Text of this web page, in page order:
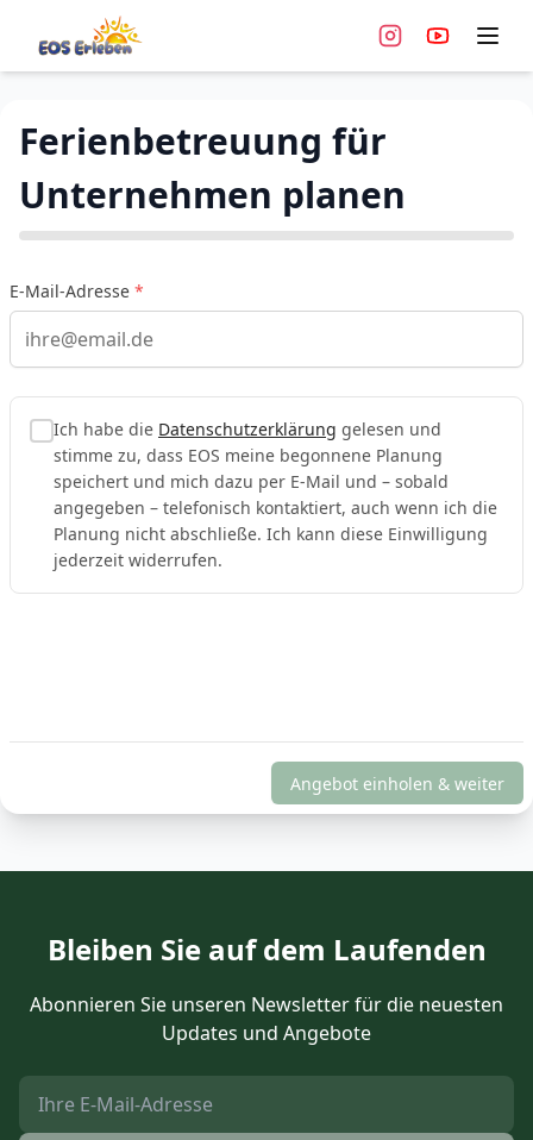
Zum Hauptinhalt springen
Ferienbetreuung für Unternehmen
Ferienbetreuung für
Unternehmen planen
E-Mail-Adresse *
Ich habe die Datenschutzerklärung gelesen und
stimme zu, dass EOS meine begonnene Planung
speichert und mich dazu per E-Mail und – sobald
angegeben – telefonisch kontaktiert, auch wenn ich die
Planung nicht abschließe. Ich kann diese Einwilligung
jederzeit widerrufen.
Angebot einholen & weiter
Bleiben Sie auf dem Laufenden
Abonnieren Sie unseren Newsletter für die neuesten
Updates und Angebote